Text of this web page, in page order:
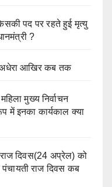
पद पर रहते हुई मृत्यु
?
अधेरा आखिर कब तक
मुख्य निर्वाचन
इनका कार्यकाल क्या
राज दिवस(24 अप्रेल) को
पंचायती राज दिवस कब